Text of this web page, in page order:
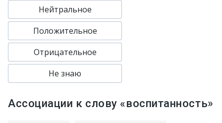
Нейтральное
Положительное
Отрицательное
Не знаю
Ассоциации к слову «воспитанность»